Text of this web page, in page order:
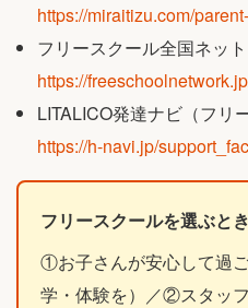
https://miraitizu.com/
フリースクール全国ネッ
https://
LITALICO発達ナビ（フリ
https://h-navi.jp/
フリースクールを選ぶと
①お子さんが安心して過
学・体験を）／②スタッ